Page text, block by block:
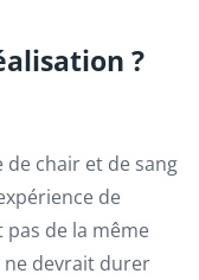
?
chair et de sang
de
pas de la même
ne devrait durer